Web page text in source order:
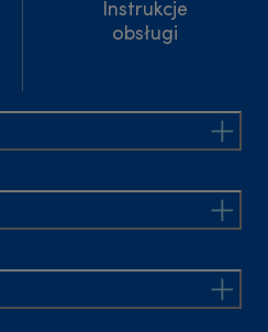
Instrukcje
obsługi